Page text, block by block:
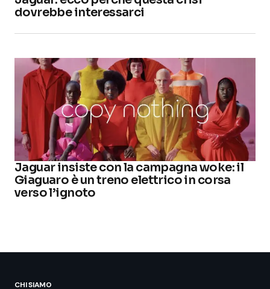
dovrebbe interessarci
Jaguar insiste con la campagna woke: il
Giaguaro è un treno elettrico in corsa
verso l’ignoto
CHI SIAMO